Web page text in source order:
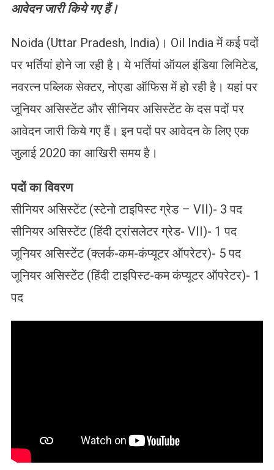
आवेदन जारी किये गए हैं।
Noida (Uttar Pradesh, India)। Oil India में कई पदों
पर भर्तियां होने जा रही है। ये भर्तियां ऑयल इंडिया लिमिटेड,
नवरत्न पब्लिक सेक्टर, नोएडा ऑफिस में हो रही है। यहां पर
जूनियर असिस्टेंट और सीनियर असिस्टेंट के दस पदों पर
आवेदन जारी किये गए हैं। इन पदों पर आवेदन के लिए एक
जुलाई 2020 का आखिरी समय है।
पदों का विवरण
सीनियर असिस्टेंट (स्टेनो टाइपिस्ट ग्रेड – VII)- 3 पद
सीनियर असिस्टेंट (हिंदी ट्रांसलेटर ग्रेड- VII)- 1 पद
जूनियर असिस्टेंट (क्लर्क-कम-कंप्यूटर ऑपरेटर)- 5 पद
जूनियर असिस्टेंट (हिंदी टाइपिस्ट-कम कंप्यूटर ऑपरेटर)- 1
पद